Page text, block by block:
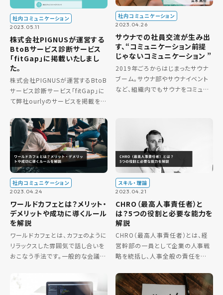
社内コミュニケーション
2023.05.11
株式会社PIGNUSが運営する
BtoBサービス診断サービス
「fitGap」に掲載いたしまし
た。
株式会社PIGNUSが運営するBtoB
サービス診断サービス「fitGap」に
て弊社ourlyのサービスを掲載を開
https://fitgap.com/jp/product
s/ourly
社内コミュニケーション
2023.04.26
サウナでの社員交流が生み出
す、“コミュニケーション前提
じゃないコミュニケーション ”
2019年ごろからはじまったサウナ
ブーム。サウナ部やサウナイベント
など、組織内でもサウナをコミュニ
ケーションを実践されている、温
社内コミュニケーション
2023.04.24
ワールドカフェとは？メリット・
デメリットや成功に導くルール
を解説
ワールドカフェとは、カフェのように
リラックスした雰囲気で話し合いを
おこなう手法です。一般的な会議と
て会話を楽しみながら自由に意見
を出し合います。ビジネスの場にお
スキル・理論
2023.04.21
CHRO（最高人事責任者）と
は？5つの役割と必要な能力を
解説
CHRO（最高人事責任者）とは、経
営幹部の一員として企業の人事戦
略を統括し、人事全般の責任を担う
Resource Officerの略称で、これ
まで日本では「執行役員人事部長」